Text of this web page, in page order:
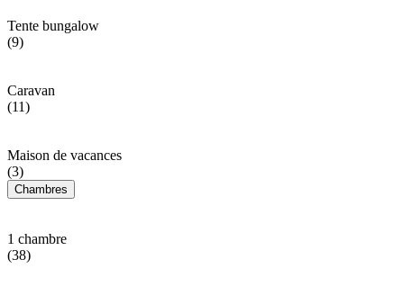
Tente bungalow
(9)
Caravan
(11)
Maison de vacances
(3)
Chambres
1 chambre
(38)